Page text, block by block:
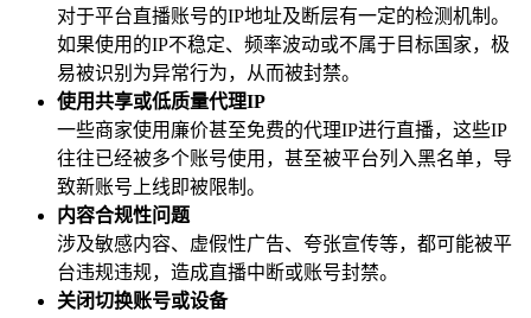
对于平台直播账号的IP地址及断层有一定的检测机制。
如果使用的IP不稳定、频率波动或不属于目标国家，极
易被识别为异常行为，从而被封禁。
使用共享或低质量代理IP
一些商家使用廉价甚至免费的代理IP进行直播，这些IP
往往已经被多个账号使用，甚至被平台列入黑名单，导
致新账号上线即被限制。
内容合规性问题
涉及敏感内容、虚假性广告、夸张宣传等，都可能被平
台违规违规，造成直播中断或账号封禁。
关闭切换账号或设备